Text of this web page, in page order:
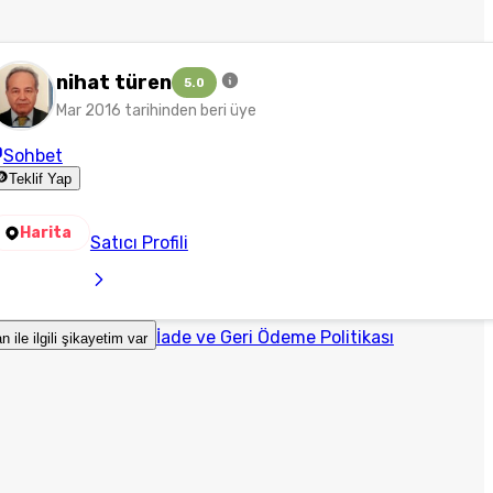
nihat türen 5.0
Mar 2016 tarihinden beri üye
Sohbet
Teklif Yap
Harita Satıcı Profili
ile ilgili şikayetim var İade ve Geri Ödeme Politikası